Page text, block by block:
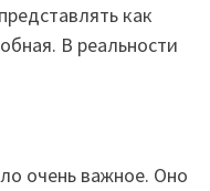
как
В реальности
очень важное. Оно